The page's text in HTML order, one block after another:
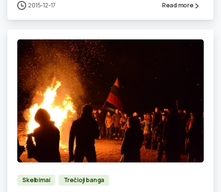
2015-12-17 Read more
Skelbimai Trečioji banga